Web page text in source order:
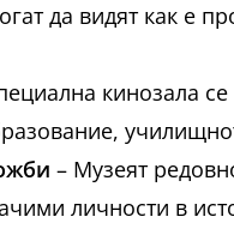
да видят как е
кинозала
– Музеят
личности в